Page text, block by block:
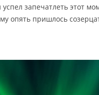
запечатлеть этот
опять пришлось